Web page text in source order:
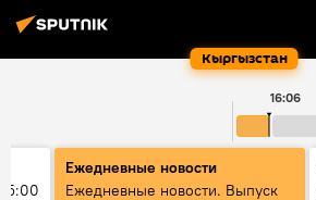
Кыргызстан
16:06
Ежедневные новости
Ежедневные новости. Выпуск